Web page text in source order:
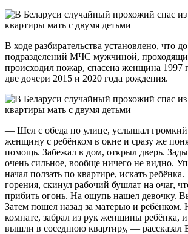
В ходе разбирательства установлено, что
подразделений МЧС мужчиной,
происходил пожар, спасена женщина 1997
две дочери 2015 и 2020 года рождения.
— Шел с обеда по улице, услышал громкий
женщину с ребёнком в окне и сразу же
помощь. Забежал в дом, открыл дверь.
очень сильное, вообще ничего не видно.
начал ползать по квартире, искать
горения, скинул рабочий бушлат на очаг,
прибить огонь. На ощупь нашел девочку.
Затем пошел назад за матерью и ребёнком.
комнате, забрал из рук женщины ребёнка,
вышли в соседнюю квартиру, — рассказал